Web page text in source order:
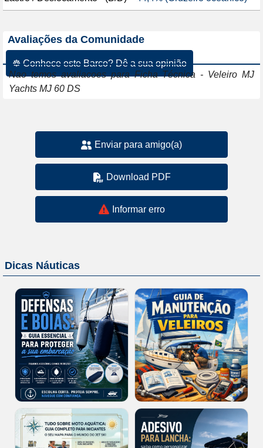
Avaliações da Comunidade
☸ Conhece este Barco? Dê a sua opinião
Nao temos avaliacoes para Ficha Técnica - Veleiro MJ
Yachts MJ 60 DS
Enviar para amigo(a)
Download PDF
Informar erro
Dicas Náuticas